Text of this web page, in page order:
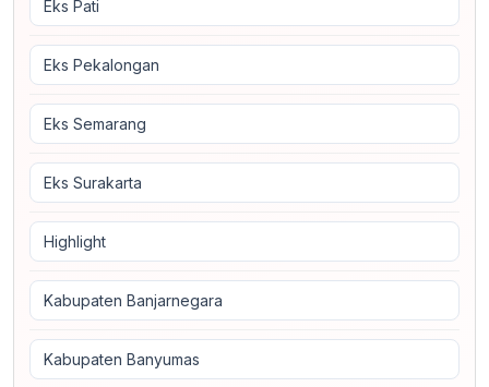
Eks Pati
Eks Pekalongan
Eks Semarang
Eks Surakarta
Highlight
Kabupaten Banjarnegara
Kabupaten Banyumas